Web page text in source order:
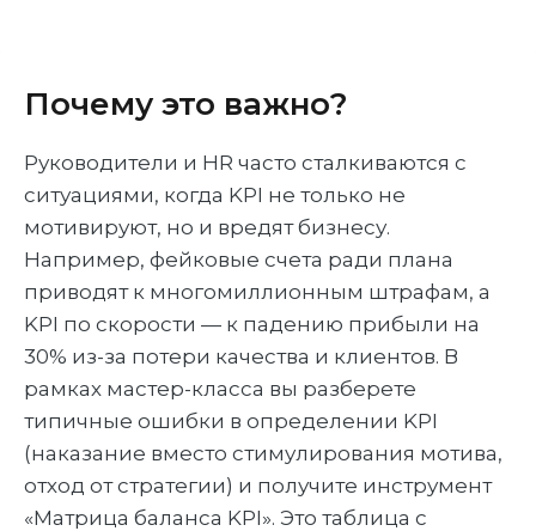
Почему это важно?
Руководители и HR часто сталкиваются с
ситуациями, когда KPI не только не
мотивируют, но и вредят бизнесу.
Например, фейковые счета ради плана
приводят к многомиллионным штрафам, а
KPI по скорости — к падению прибыли на
30% из-за потери качества и клиентов. В
рамках мастер-класса вы разберете
типичные ошибки в определении KPI
(наказание вместо стимулирования мотива,
отход от стратегии) и получите инструмент
«Матрица баланса KPI». Это таблица с